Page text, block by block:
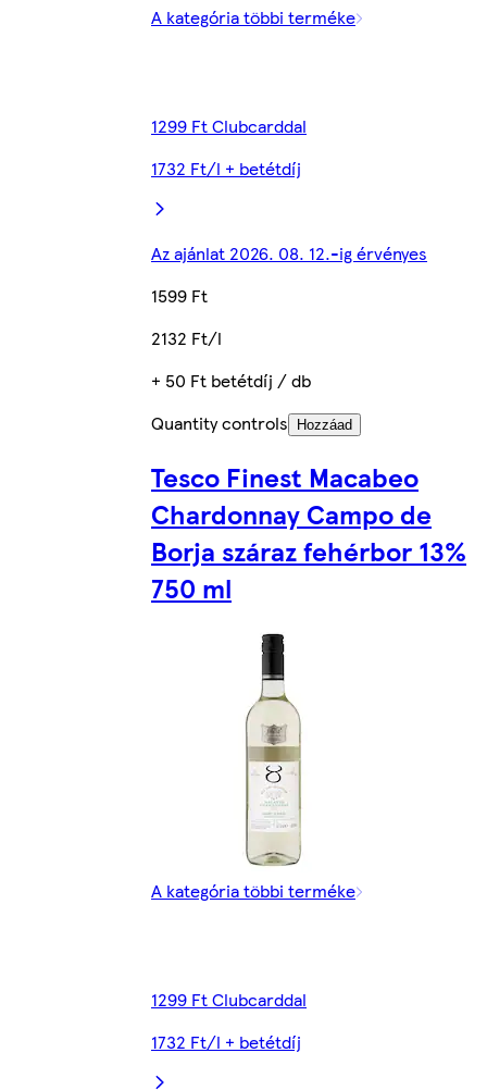
A kategória többi terméke
1299 Ft Clubcarddal
1732 Ft/l + betétdíj
Az ajánlat 2026. 08. 12.-ig érvényes
1599 Ft
2132 Ft/l
+ 50 Ft betétdíj / db
Quantity controls
Hozzáad
Tesco Finest Macabeo
Chardonnay Campo de
Borja száraz fehérbor 13%
750 ml
A kategória többi terméke
1299 Ft Clubcarddal
1732 Ft/l + betétdíj